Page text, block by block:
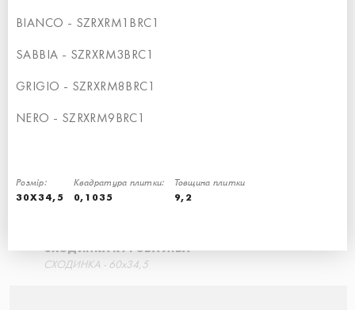
BIANCO - SZRXRM1BRC1
SABBIA - SZRXRM3BRC1
GRIGIO - SZRXRM8BRC1
NERO - SZRXRM9BRC1
Розмір:
30X34,5
Квадратура плитки:
0,1035
Товщина плитки
9,2
СХОДИНКА - 30x34,5
СХОДИНКА КУТОВА ЛІВА
СХОДИНКА - 60x34,5